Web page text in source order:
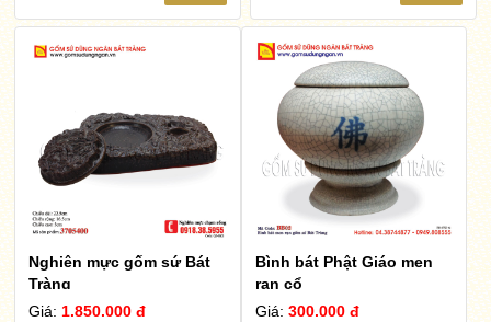
Nghiên mực gốm sứ Bát
Tràng
Giá:1.850.000 đ
Bình bát Phật Giáo men
rạn cổ
Giá: 300.000 đ